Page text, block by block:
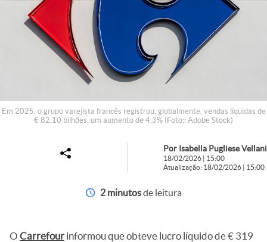
Em 2025, o grupo varejista francês registrou, globalmente, vendas líquidas de
€ 82,10 bilhões, um aumento de 4,3% (Foto:: Adobe Stock)
Por Isabella Pugliese Vellani
18/02/2026 | 15:00
Atualização: 18/02/2026 | 15:00
2 minutosde leitura
O Carrefour informou que obteve lucro líquido de € 319